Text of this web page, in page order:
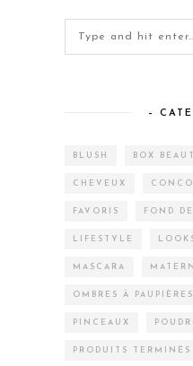
–
BLUSH BOX
CHEVEUX
FAVORIS FOND
LIFESTYLE
MASCARA
OMBRES À PAUPIÈRES
PINCEAUX
PRODUITS TERMINÉS